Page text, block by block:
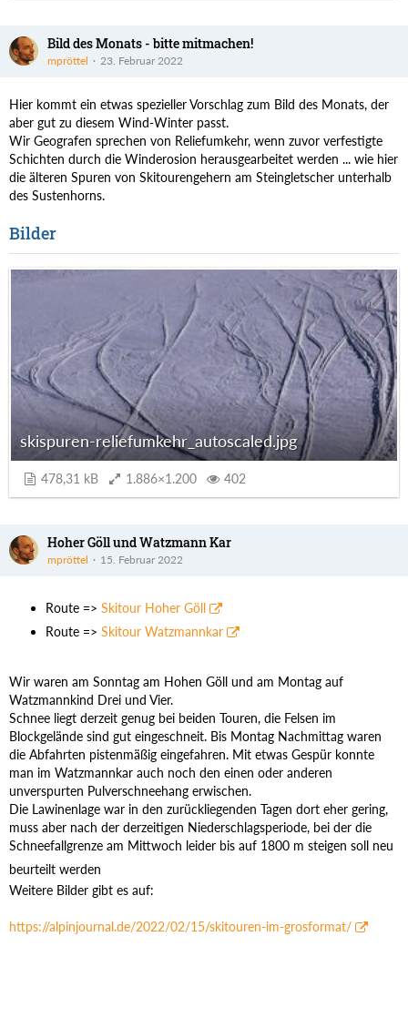
Bild des Monats - bitte mitmachen!
mpröttel 23. Februar 2022
Hier kommt ein etwas spezieller Vorschlag zum Bild des Monats, der
aber gut zu diesem Wind-Winter passt.
Wir Geografen sprechen von Reliefumkehr, wenn zuvor verfestigte
Schichten durch die Winderosion herausgearbeitet werden ... wie hier
die älteren Spuren von Skitourengehern am Steingletscher unterhalb
des Sustenhorns.
Bilder
skispuren-reliefumkehr_autoscaled.jpg
478,31 kB 1.886×1.200 402
Hoher Göll und Watzmann Kar
mpröttel 15. Februar 2022
Route => Skitour Hoher Göll
Route => Skitour Watzmannkar
Wir waren am Sonntag am Hohen Göll und am Montag auf
Watzmannkind Drei und Vier.
Schnee liegt derzeit genug bei beiden Touren, die Felsen im
Blockgelände sind gut eingeschneit. Bis Montag Nachmittag waren
die Abfahrten pistenmäßig eingefahren. Mit etwas Gespür konnte
man im Watzmannkar auch noch den einen oder anderen
unverspurten Pulverschneehang erwischen.
Die Lawinenlage war in den zurückliegenden Tagen dort eher gering,
muss aber nach der derzeitigen Niederschlagsperiode, bei der die
Schneefallgrenze am Mittwoch leider bis auf 1800 m steigen soll neu
beurteilt werden
Weitere Bilder gibt es auf:
https://alpinjournal.de/2022/02/15/skitouren-im-grosformat/